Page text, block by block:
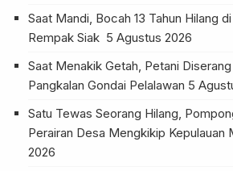
Saat Mandi, Bocah 13 Tahun Hilang
Rempak Siak 5 Agustus 2026
Saat Menakik Getah, Petani
Pangkalan Gondai Pelalawan 5
Satu Tewas Seorang Hilang,
Perairan Desa Mengkikip Kepulauan
2026